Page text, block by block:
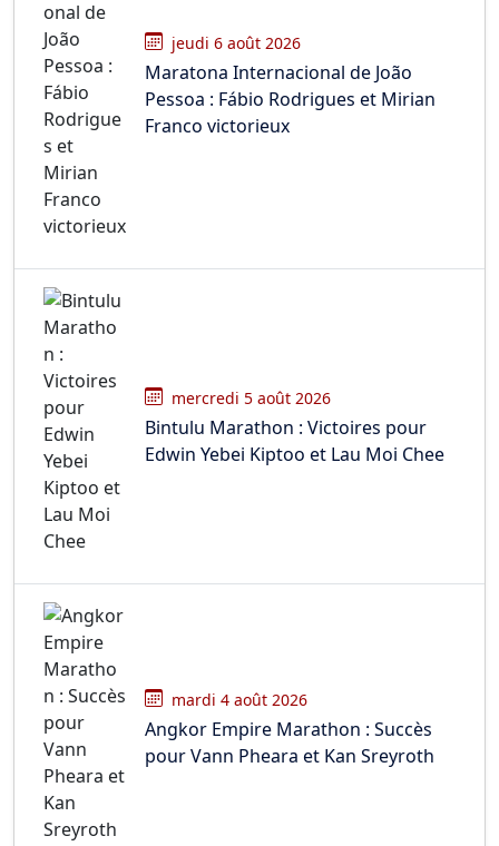
jeudi 6 août 2026
Maratona Internacional de João
Pessoa : Fábio Rodrigues et Mirian
Franco victorieux
mercredi 5 août 2026
Bintulu Marathon : Victoires pour
Edwin Yebei Kiptoo et Lau Moi Chee
mardi 4 août 2026
Angkor Empire Marathon : Succès
pour Vann Pheara et Kan Sreyroth